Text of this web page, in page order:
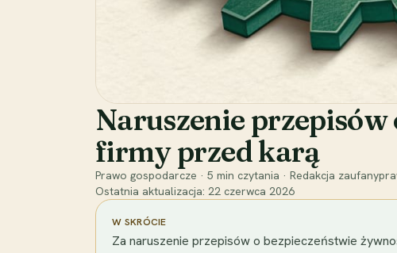
Naruszenie
firmy przed karą
Prawo gospodarcze · 5 min czytania · Redakcja
Ostatnia aktualizacja: 22 czerwca 2026
W SKRÓCIE
Za naruszenie przepisów o bezpieczeństwie